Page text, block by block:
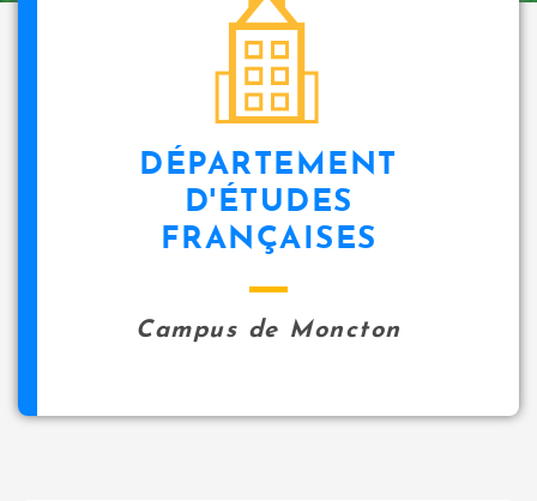
DÉPARTEMENT
D'ÉTUDES
FRANÇAISES
Campus de Moncton